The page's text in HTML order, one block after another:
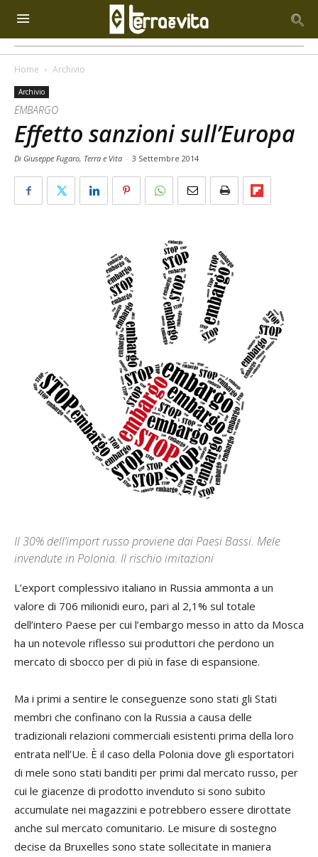
Home Archivio
Archivio
EMBARGO
Effetto sanzioni sull’Europa
Di Giuseppe Fugaro, Terra e Vita - 3 Settembre 2014
Il 30% dell’import russo proviene dai Paesi Bassi. Mele
invendute in Polonia. Il rischio imitazioni
L’export complessivo italiano in Russia ammonta a un
valore di 706 milionidi euro, pari al 2,1% sul totale
dell’intero Paese per cui l’embargo messo in atto da Mosca
ha un notevole riflesso sui produttori che perdono un
mercato di sbocco per di più in fase di espansione.
Ma i primi a sentire le conseguenze sono stati gli Stati
membri che confinano con la Russia a causa delle
tradizionali relazioni commerciali esistenti prima della loro
entrata nell’Ue. È il caso della Polonia dove gli esportatori
di mele sono stati banditi per primi dal mercato russo, per
cui le giacenze di prodotto invenduto si sono subito
accumulate nei magazzini e potrebbero essere dirottate
anche sul mercato comunitario. Le misure di sostegno
decise da Bruxelles sono state sollecitate in maniera